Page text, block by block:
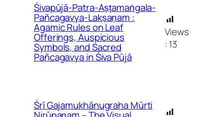
Śivapūjā-Patra-Aṣṭamaṅgala-
Pañcagavya-Lakṣaṇam :
Agamic Rules on Leaf
Offerings, Auspicious
Symbols, and Sacred
Pañcagavya in Śiva Pūjā
Views
:13
Śrī Gajamukhānugraha Mūrti